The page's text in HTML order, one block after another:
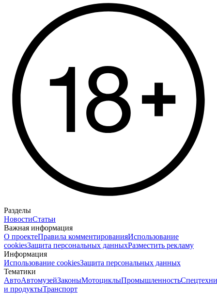
Разделы
НовостиСтатьи
Важная информация
О проектеПравила комментированияИспользование
cookiesЗащита персональных данныхРазместить рекламу
Информация
Использование cookiesЗащита персональных данных
Тематики
АвтоАвтомузейЗаконыМотоциклыПромышленность
и продуктыТранспорт